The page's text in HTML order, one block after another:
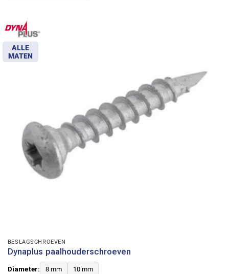
ALLE
MATEN
BESLAGSCHROEVEN
Dynaplus paalhouderschroeven
Diameter: 8 mm 10 mm